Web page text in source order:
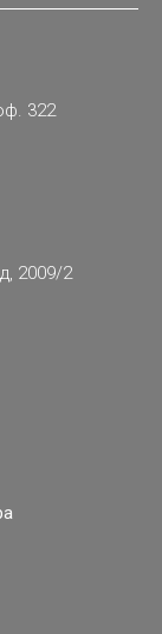
322
2009/2